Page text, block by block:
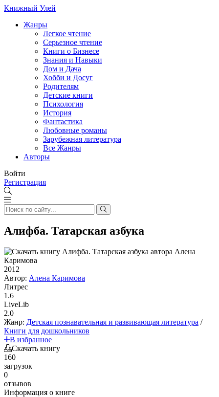
Книжный Улей
Жанры
Легкое чтение
Серьезное чтение
Книги о Бизнесе
Знания и Навыки
Дом и Дача
Хобби и Досуг
Родителям
Детские книги
Психология
История
Фантастика
Любовные романы
Зарубежная литература
Все Жанры
Авторы
Войти
Регистрация
Алифба. Татарская азбука
2012
Автор: Алена Каримова
Литрес
1.6
LiveLib
2.0
Жанр: Детская познавательная и развивающая литература /
Книги для дошкольников
В избранное
Скачать книгу
160
загрузок
0
отзывов
Информация о книге